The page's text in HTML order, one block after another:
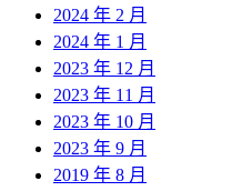
2024 年 2 月
2024 年 1 月
2023 年 12 月
2023 年 11 月
2023 年 10 月
2023 年 9 月
2019 年 8 月